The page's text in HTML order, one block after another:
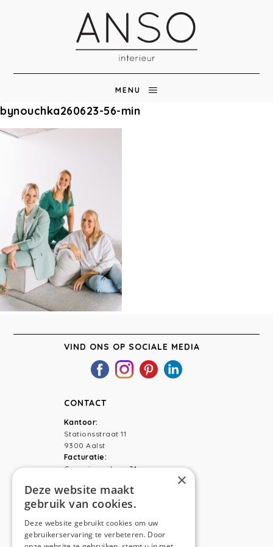
MENU
bynouchka260623-56-min
VIND ONS OP SOCIALE MEDIA
CONTACT
Kantoor:
Stationsstraat 11
9300 Aalst
Facturatie:
Capucienenlaan 31
Telefoon:0473 44 56 94
NAVIGATION
×
Deze website maakt
gebruik van cookies.
Deze website gebruikt cookies om uw
gebruikerservaring te verbeteren. Door